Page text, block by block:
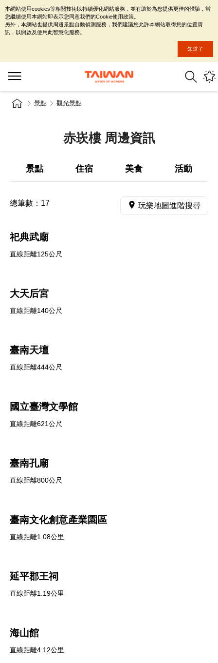
景點 觀光景點
赤崁樓 周邊資訊
景點 住宿 美食 活動
總筆數： 17 玩樂地圖進階搜尋
祀典武廟
直線距離125公尺
大天后宮
直線距離140公尺
臺南天壇
直線距離444公尺
國立臺灣文學館
直線距離621公尺
臺南孔廟
直線距離800公尺
臺南文化創意產業園區
直線距離1.08公里
延平郡王祠
直線距離1.19公里
海山館
直線距離4.12公里
本網站使用cookies等相關技術以持續優化網站服務，並有助於為您提供更佳的體驗，當
您繼續使用本網站即表示您同意我們的Cookie使用政策。
另外，本網站也提供周邊景點自動偵測服務，我們建議您允許本網站取得您的位置資
訊，以開啟及使用此智慧化服務。
知道了